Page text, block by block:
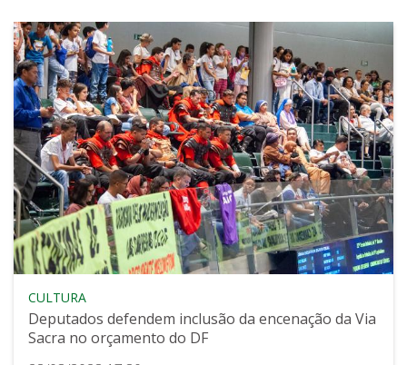
CULTURA
Deputados defendem inclusão da encenação da Via
Sacra no orçamento do DF